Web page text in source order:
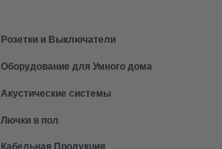
Розетки и Выключатели
Оборудование для Умного дома
Акустические системы
Лючки в пол
Кабельная Продукция